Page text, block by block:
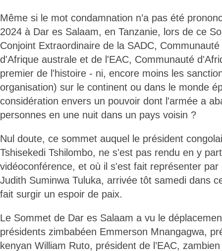
Même si le mot condamnation n’a pas été
2024 à Dar es Salaam, en Tanzanie, lors de ce
Conjoint Extraordinaire de la SADC,
d'Afrique australe et de l'EAC, Communauté
premier de l'histoire - ni, encore moins les
organisation) sur le continent ou dans le monde
considération envers un pouvoir dont l'armée a
personnes en une nuit dans un pays voisin ?
Nul doute, ce sommet auquel le président
Tshisekedi Tshilombo, ne s'est pas rendu en y
vidéoconférence, et où il s'est fait représenter
Judith Suminwa Tuluka, arrivée tôt samedi dans
fait surgir un espoir de paix.
Le Sommet de Dar es Salaam a vu le
présidents zimbabéen Emmerson Mnangagwa,
kenyan William Ruto, président de l’EAC,